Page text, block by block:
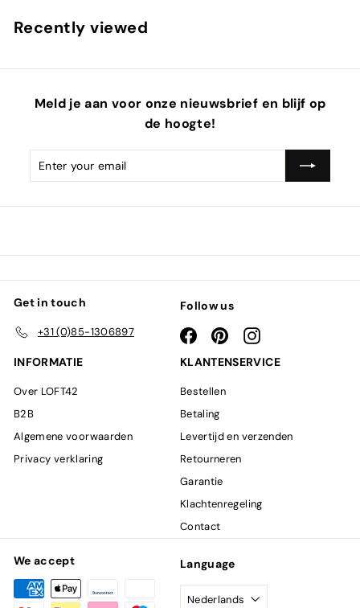
Recently viewed
Meld je aan voor onze nieuwsbrief en blijf op
de hoogte!
Enter
email
Subscribe
Get in touch
+31 (0)85-1306897
Follow us
FacebookPinterestInstagram
INFORMATIE
Over LOFT42
B2B
Algemene voorwaarden
Privacy verklaring
KLANTENSERVICE
Bestellen
Betaling
Levertijd en verzenden
Retourneren
Garantie
Klachtenregeling
Contact
We accept Language
Nederlands